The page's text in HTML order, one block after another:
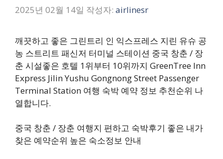
2025년 02월 14일 작성자: airlinesr
깨끗하고 좋은 그린트리 인 익스프레스 지린 유슈 공
농 스트리트 패신저 터미널 스테이션 중국 창춘 / 장
춘 시설좋은 호텔 1위부터 10위까지 GreenTree Inn
Express Jilin Yushu Gongnong Street Passenger
Terminal Station 여행 숙박 예약 정보 추천순위 나
열합니다.
중국 창춘 / 장춘 여행지 편하고 숙박후기 좋은 내가
찾은 예약순위 높은 숙소정보 안내